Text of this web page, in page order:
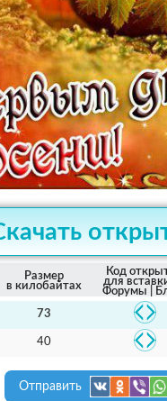
Размер
в килобайтах
Код
для
Форумы |
73
40
Отправить